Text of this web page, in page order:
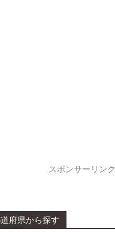
スポンサーリンク
府県から探す